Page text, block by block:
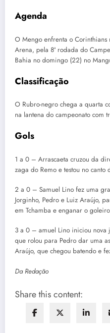
Agenda
O Mengo enfrenta o
Arena, pela 8ª rodada do
Bahia no domingo (22) no
Classificação
O Rubro-negro chega a quarta
na lantena do campeonato com
Gols
1 a 0 – Arrascaeta cruzou da
zaga do Remo e testou no
2 a 0 – Samuel Lino fez uma
Jorginho, Pedro e Luiz Araújo,
em Tchamba e enganar o
3 a 0 – amuel Lino iniciou nova
que rolou para Pedro dar uma
Araújo, que chegou batendo e
Da Redação
Share this content: